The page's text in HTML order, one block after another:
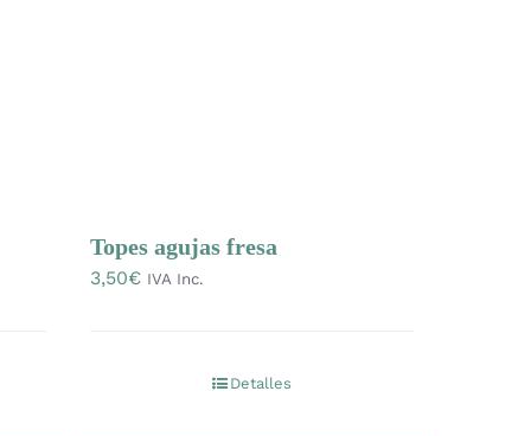
Topes agujas fresa
3,50€ IVA Inc.
Detalles